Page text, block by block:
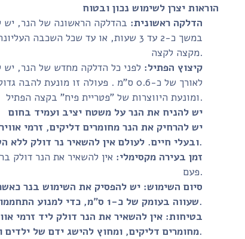
הוראות יצרן לשימוש נכון ובטוח
הדלקה ראשונית: בהדלקה הראשונה של הנר, יש
במשך כ-2 עד 3 שעות, או עד שכל השכבה
מקצה לקצה.
קיצוץ הפתיל: לפני כל הדלקה מחדש של הנר, יש
לאורך של כ-0.6 ס"מ . פעולה זו מונעת
ומונעת היווצרות של "פטריית פיח" בקצה הפתיל.
יש להניח את הנר על משטח יציב ועמיד בחום
יש להרחיק את הנר מחומרים דליקים, זרמי
ובעלי חיים. לעולם אין להשאיר נר דולק ללא השגחה.
זמן בעירה מקסימלי:
פעם.
סיום השימוש: יש להפסיק את השימוש בנר
שעווה בעומק של כ-1 ס"מ, כדי למנוע התחממות יתר של תחתית הזכוכית.
בטיחות: אין להשאיר את הנר דולק ליד זרמי
מחומרים דליקים, ומחוץ להישג ידם של ילדים ובעלי חיים.